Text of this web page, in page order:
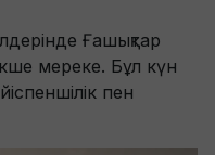
Ғашықтар
мереке. Бұл күн
пен